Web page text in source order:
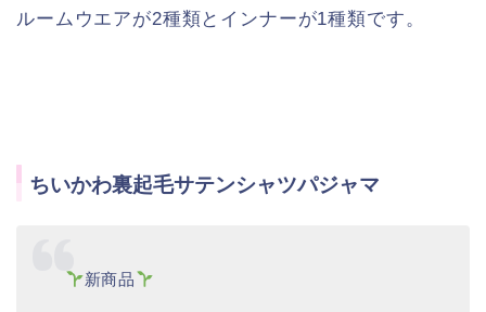
ルームウエアが2種類とインナーが1種類です。
ちいかわ裏起毛サテンシャツパジャマ
新商品